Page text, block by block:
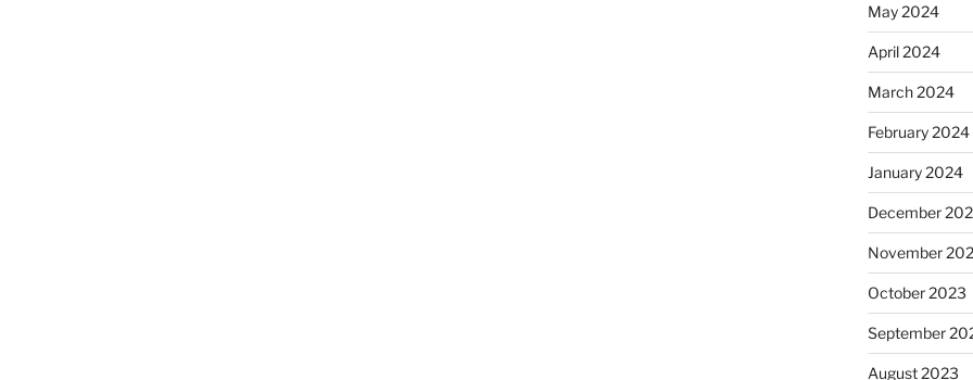
May 2024
April 2024
March 2024
February 2024
January 2024
December
November
October 2023
September
August 2023